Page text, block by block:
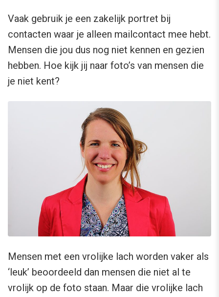
Vaak gebruik je een zakelijk portret bij
contacten waar je alleen mailcontact mee hebt.
Mensen die jou dus nog niet kennen en gezien
hebben. Hoe kijk jij naar foto’s van mensen die
je niet kent?
Mensen met een vrolijke lach worden vaker als
‘leuk’ beoordeeld dan mensen die niet al te
vrolijk op de foto staan. Maar die vrolijke lach